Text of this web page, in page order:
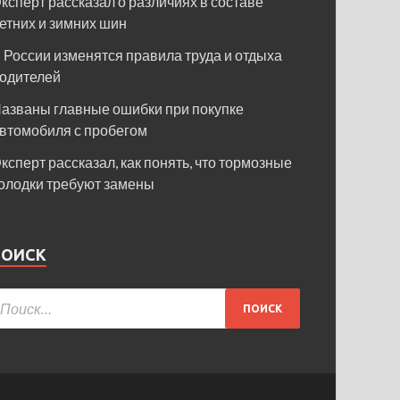
и зимних шин
России изменятся правила труда и отдыха
главные ошибки при покупке
с пробегом
рассказал, как понять, что тормозные
требуют замены